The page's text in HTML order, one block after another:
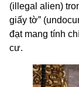
(illegal alien)
giấy tờ”
đạt mang tính
cư.